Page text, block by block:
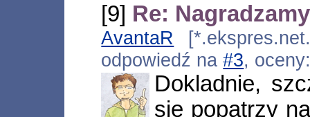
[9] Re:
AvantaR
odpowiedź na#3,
Dokladnie,
sie popatrzy